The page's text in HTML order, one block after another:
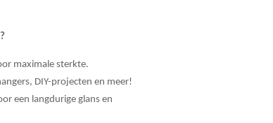
maximale sterkte.
DIY-projecten en meer!
een langdurige glans en